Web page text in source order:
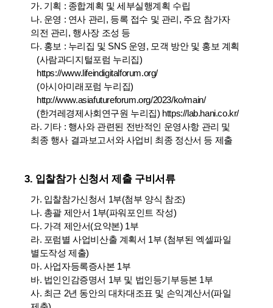
가. 기획 : 종합계획 및 세부실행계획 수립
나. 운영 : 연사 관리, 등록 접수 및 관리, 주요 참가자
의전 관리, 행사장 조성 등
다. 홍보 : 누리집 및 SNS 운영, 모객 방안 및 홍보 계획
(사람과디지털포럼 누리집)
https://www.lifeindigitalforum.org/
(아시아미래포럼 누리집)
http://www.asiafutureforum.org/2023/ko/main/
(한겨레경제사회연구원 누리집) https://lab.hani.co.kr/
라. 기타 : 행사와 관련된 전반적인 운영사항 관리 및
최종 행사 결과보고서와 사업비 최종 정산서 등 제출
3. 입찰참가 신청서 제출 구비서류
가. 입찰참가신청서 1부(첨부 양식 참조)
나. 총괄 제안서 1부(파워포인트 작성)
다. 가격 제안서(요약본) 1부
라. 포럼별 사업비산출 계획서 1부 (첨부된 엑셀파일
별도작성 제출)
마. 사업자등록증사본 1부
바. 법인인감증명서 1부 및 법인등기부등본 1부
사. 최근 2년 동안의 대차대조표 및 손익계산서(파일